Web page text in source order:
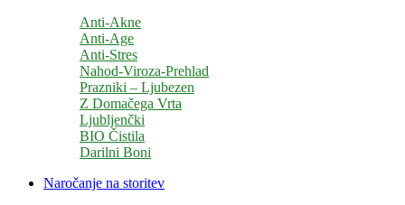
Anti-Akne
Anti-Age
Anti-Stres
Nahod-Viroza-Prehlad
Prazniki – Ljubezen
Z Domačega Vrta
Ljubljenčki
BIO Čistila
Darilni Boni
Naročanje na storitev